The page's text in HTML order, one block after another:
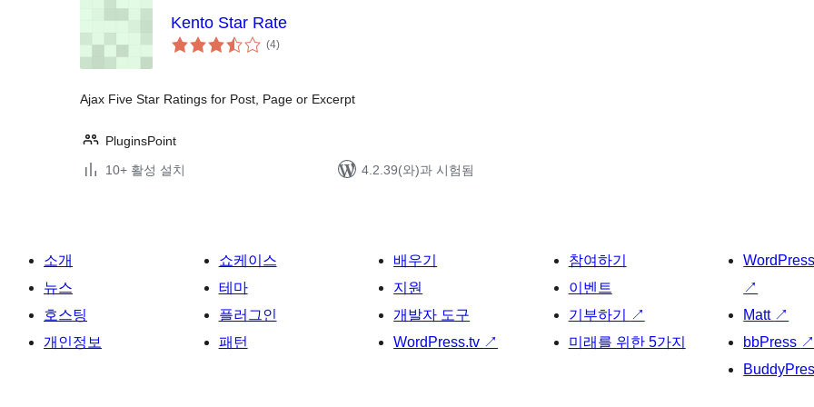
Kento Star Rate
(4전
체)
Ajax Five Star Ratings for Post, Page or Excerpt
PluginsPoint
10+ 활성 설치
4.2.39(와)과 시험됨
소개
뉴스
호스팅
개인정보
쇼케이스
테마
플러그인
패턴
배우기
지원
개발자 도구
WordPress.tv ↗
참여하기
이벤트
기부하기
↗
미래를 위한 5가지
↗
Matt ↗
bbPress ↗